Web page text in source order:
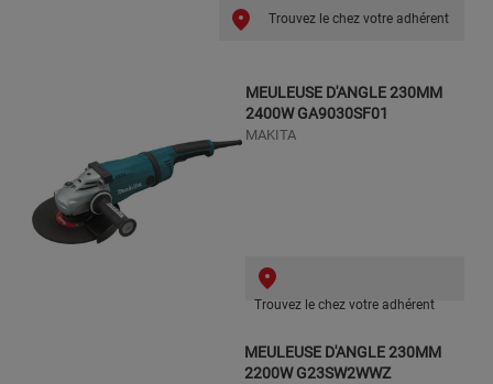
Trouvez le chez votre adhérent
MEULEUSE D'ANGLE 230MM
2400W GA9030SF01
MAKITA
Trouvez le chez votre adhérent
MEULEUSE D'ANGLE 230MM
2200W G23SW2WWZ